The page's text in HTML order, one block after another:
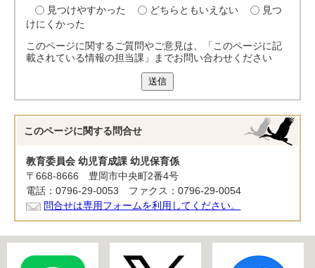
見つけやすかった
どちらともいえない
見つ
けにくかった
このページに関するご質問やご意見は、「このページに記
載されている情報の担当課」までお問い合わせください
送信
このページに関する 問合せ
教育委員会 幼児育成課 幼児保育係
〒668-8666 豊岡市中央町2番4号
電話：0796-29-0053 ファクス：0796-29-0054
問合せは専用フォームを利用してください。